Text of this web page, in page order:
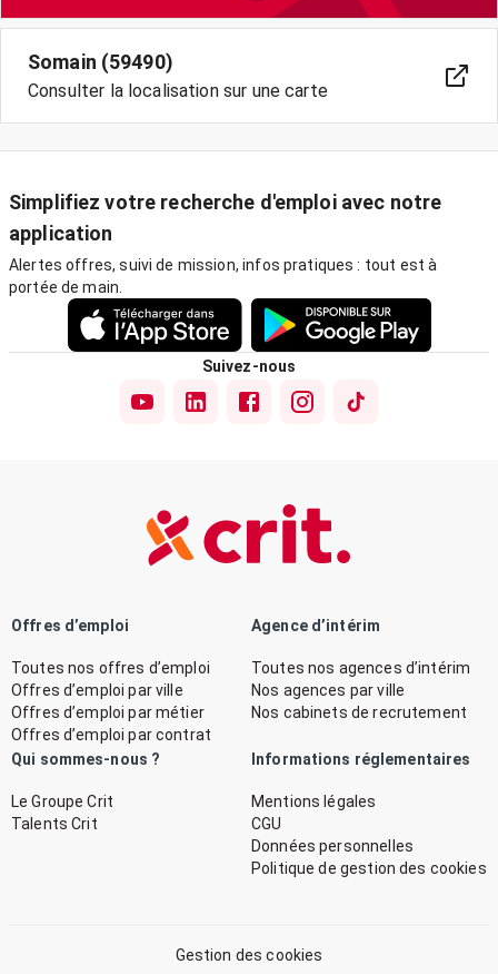
Somain (59490)
Consulter la localisation sur une carte
Simplifiez votre recherche d'emploi avec notre
application
Alertes offres, suivi de mission, infos pratiques : tout est à
portée de main.
Suivez-nous
Offres d’emploi
Toutes nos offres d’emploi
Offres d’emploi par ville
Offres d’emploi par métier
Offres d’emploi par contrat
Agence d’intérim
Toutes nos agences d’intérim
Nos agences par ville
Nos cabinets de recrutement
Qui sommes-nous ?
Le Groupe Crit
Talents Crit
Informations réglementaires
Mentions légales
CGU
Données personnelles
Politique de gestion des cookies
Gestion des cookies